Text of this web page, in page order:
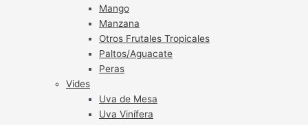
Mango
Manzana
Otros Frutales Tropicales
Paltos/Aguacate
Peras
Vides
Uva de Mesa
Uva Vinífera